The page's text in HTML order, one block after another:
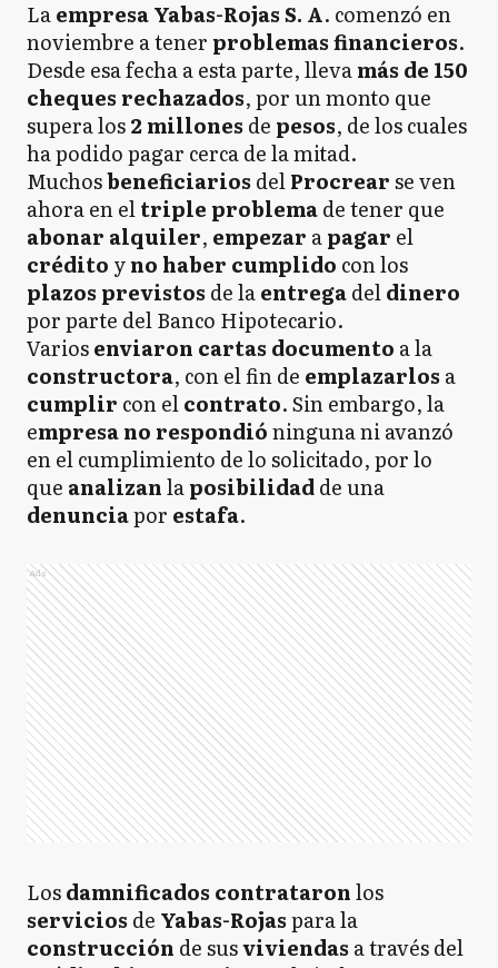
Laempresa Yabas-Rojas S. A. comenzó en
noviembre a tener problemas financieros.
Desde esa fecha a esta parte, llevamás de 150
cheques rechazados, por un monto que
supera los2 millones de pesos, de los cuales
ha podido pagar cerca de la mitad.
Muchosbeneficiarios delProcrearse ven
ahora en eltriple problemade tener que
abonar alquiler, empezar apagar el
crédito yno haber cumplido con los
plazos previstos de laentregadeldinero
por parte del Banco Hipotecario.
Variosenviaron cartas documento a la
constructora, con el fin de emplazarlos a
cumplir con elcontrato. Sin embargo, la
empresa no respondióninguna ni avanzó
en el cumplimiento de lo solicitado, por lo
que analizanlaposibilidadde una
denunciapor estafa.
Ads
Losdamnificados contrataronlos
servicios de Yabas-Rojaspara la
construcción de susviviendas a través del